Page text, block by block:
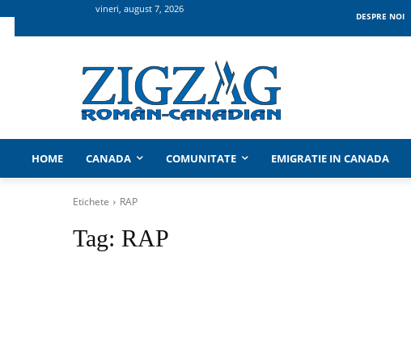
vineri, august 7, 2026
DESPRE NOI
HOME CANADA COMUNITATE EMIGRATIE IN CANADA
Etichete RAP
Tag: RAP